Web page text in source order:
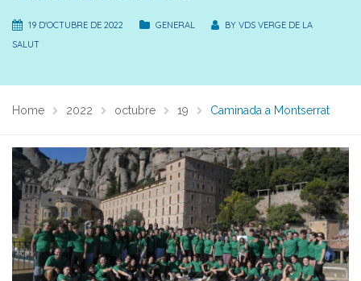
19 D'OCTUBRE DE 2022 GENERAL BY VDS VERGE DE LA
SALUT
Home 2022 octubre 19 Caminada a Montserrat